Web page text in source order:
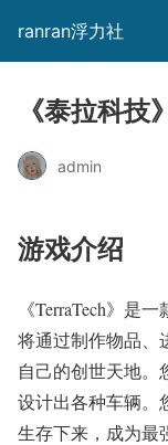
ranran浮力社
《泰拉科技
admin
游戏介绍
《TerraTech》是一
将通过制作物品、
自己的创世天地。
设计出各种车辆。
生存下来，成为最